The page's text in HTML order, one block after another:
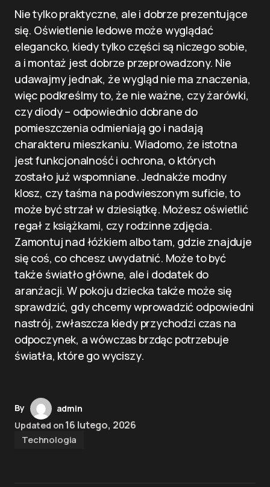
Nie tylko praktyczne, ale i dobrze prezentujące
się. Oświetlenie ledowe może wyglądać
elegancko, kiedy tylko części są niczego sobie,
a i montaż jest dobrze przeprowadzony. Nie
udawajmy jednak, że wygląd nie ma znaczenia,
więc podkreślmy to, że nie ważne, czy żarówki,
czy diody – odpowiednio dobrane do
pomieszczenia odmieniają go i nadają
charakteru mieszkaniu. Wiadomo, że istotna
jest funkcjonalność i ochrona, o których
zostało już wspomniane. Jednakże modny
klosz, czy taśma na podwieszonym suficie, to
może być strzał w dziesiątkę. Możesz oświetlić
regał z książkami, czy rodzinne zdjęcia.
Zamontuj nad łóżkiem albo tam, gdzie znajduje
się coś, co chcesz uwydatnić. Może to być
także światło główne, ale i dodatek do
aranżacji. W pokoju dziecka także może się
sprawdzić, gdy chcemy wprowadzić odpowiedni
nastrój, zwłaszcza kiedy przychodzi czas na
odpoczynek, a wówczas brzdąc potrzebuje
światła, które go wyciszy.
By
admin
Updated on 16 lutego, 2026
Technologia